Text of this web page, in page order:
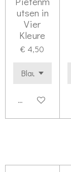
utsen in
Vier
Kleure
€ 4,50
Bekijk details